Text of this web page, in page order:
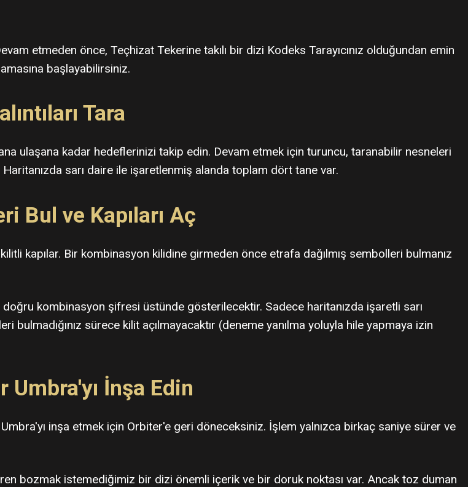
etmeden önce, Teçhizat Tekerine takılı bir dizi Kodeks Tarayıcınız olduğundan emin
başlayabilirsiniz.
Tara
ulaşana kadar hedeflerinizi takip edin. Devam etmek için turuncu, taranabilir nesneleri
sarı daire ile işaretlenmiş alanda toplam dört tane var.
Bul ve Kapıları Aç
kapılar. Bir kombinasyon kilidine girmeden önce etrafa dağılmış sembolleri bulmanız
kombinasyon şifresi üstünde gösterilecektir. Sadece haritanızda işaretli sarı
sürece kilit açılmayacaktır (deneme yanılma yoluyla hile yapmaya izin
Umbra'yı İnşa Edin
inşa etmek için Orbiter'e geri döneceksiniz. İşlem yalnızca birkaç saniye sürer ve
bozmak istemediğimiz bir dizi önemli içerik ve bir doruk noktası var. Ancak toz duman